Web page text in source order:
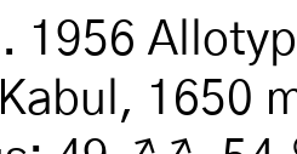
1956
1650